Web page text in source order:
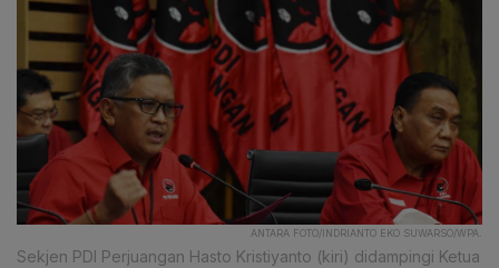
ANTARA FOTO/INDRIANTO EKO SUWARSO/WPA.
Sekjen PDI Perjuangan Hasto Kristiyanto (kiri) didampingi Ketua